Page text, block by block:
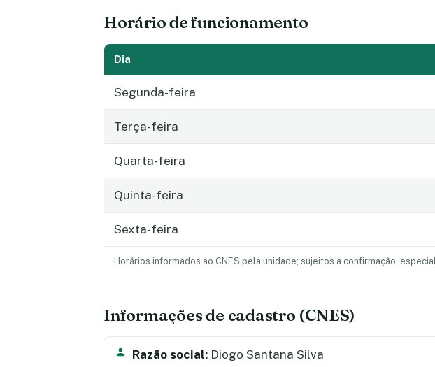
Horário de funcionamento
Dia
Segunda-feira
Terça-feira
Quarta-feira
Quinta-feira
Sexta-feira
Horários informados ao CNES pela unidade; sujeitos a confirmação,
Informações de cadastro (CNES)
Razão social: Diogo Santana Silva